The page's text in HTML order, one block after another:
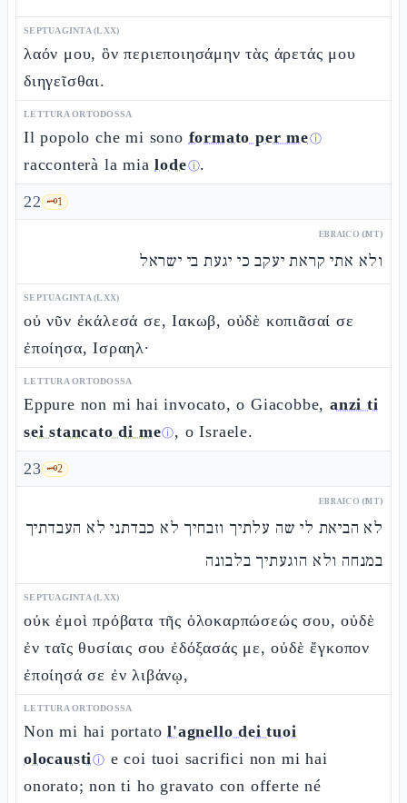
SEPTUAGINTA (LXX)
λαόν μου, ὃν περιεποιησάμην τὰς ἀρετάς μου
διηγεῖσθαι.
LETTURA ORTODOSSA
Il popolo che mi sono formato per meⓘ
racconterà la mialodeⓘ.
22 🗝️1
EBRAICO (MT)
ולא אתי קראת יעקב כי יגעת בי ישראל
SEPTUAGINTA (LXX)
οὐ νῦν ἐκάλεσά σε, Ιακωβ, οὐδὲ κοπιᾶσαί σε
ἐποίησα, Ισραηλ·
LETTURA ORTODOSSA
Eppure non mi hai invocato, o Giacobbe, anzi ti
sei stancato di meⓘ, o Israele.
23 🗝️2
EBRAICO (MT)
לא הביאת לי שה עלתיך וזבחיך לא כבדתני לא העבדתיך
במנחה ולא הוגעתיך בלבונה
SEPTUAGINTA (LXX)
οὐκ ἐμοὶ πρόβατα τῆς ὁλοκαρπώσεώς σου, οὐδὲ
ἐν ταῖς θυσίαις σου ἐδόξασάς με, οὐδὲ ἔγκοπον
ἐποίησά σε ἐν λιβάνῳ,
LETTURA ORTODOSSA
Non mi hai portatol'agnello dei tuoi
olocaustiⓘ e coi tuoi sacrifici non mi hai
onorato; non ti ho gravato con offerte né